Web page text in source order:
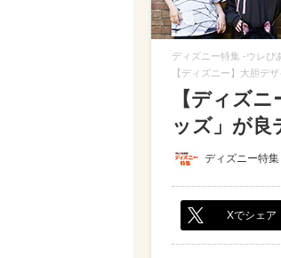
ディズニー特集 -ウレぴ
【ディズニー】大胆デ
【ディズ
ッズ」が良
ディズニー特集
Xでシェア